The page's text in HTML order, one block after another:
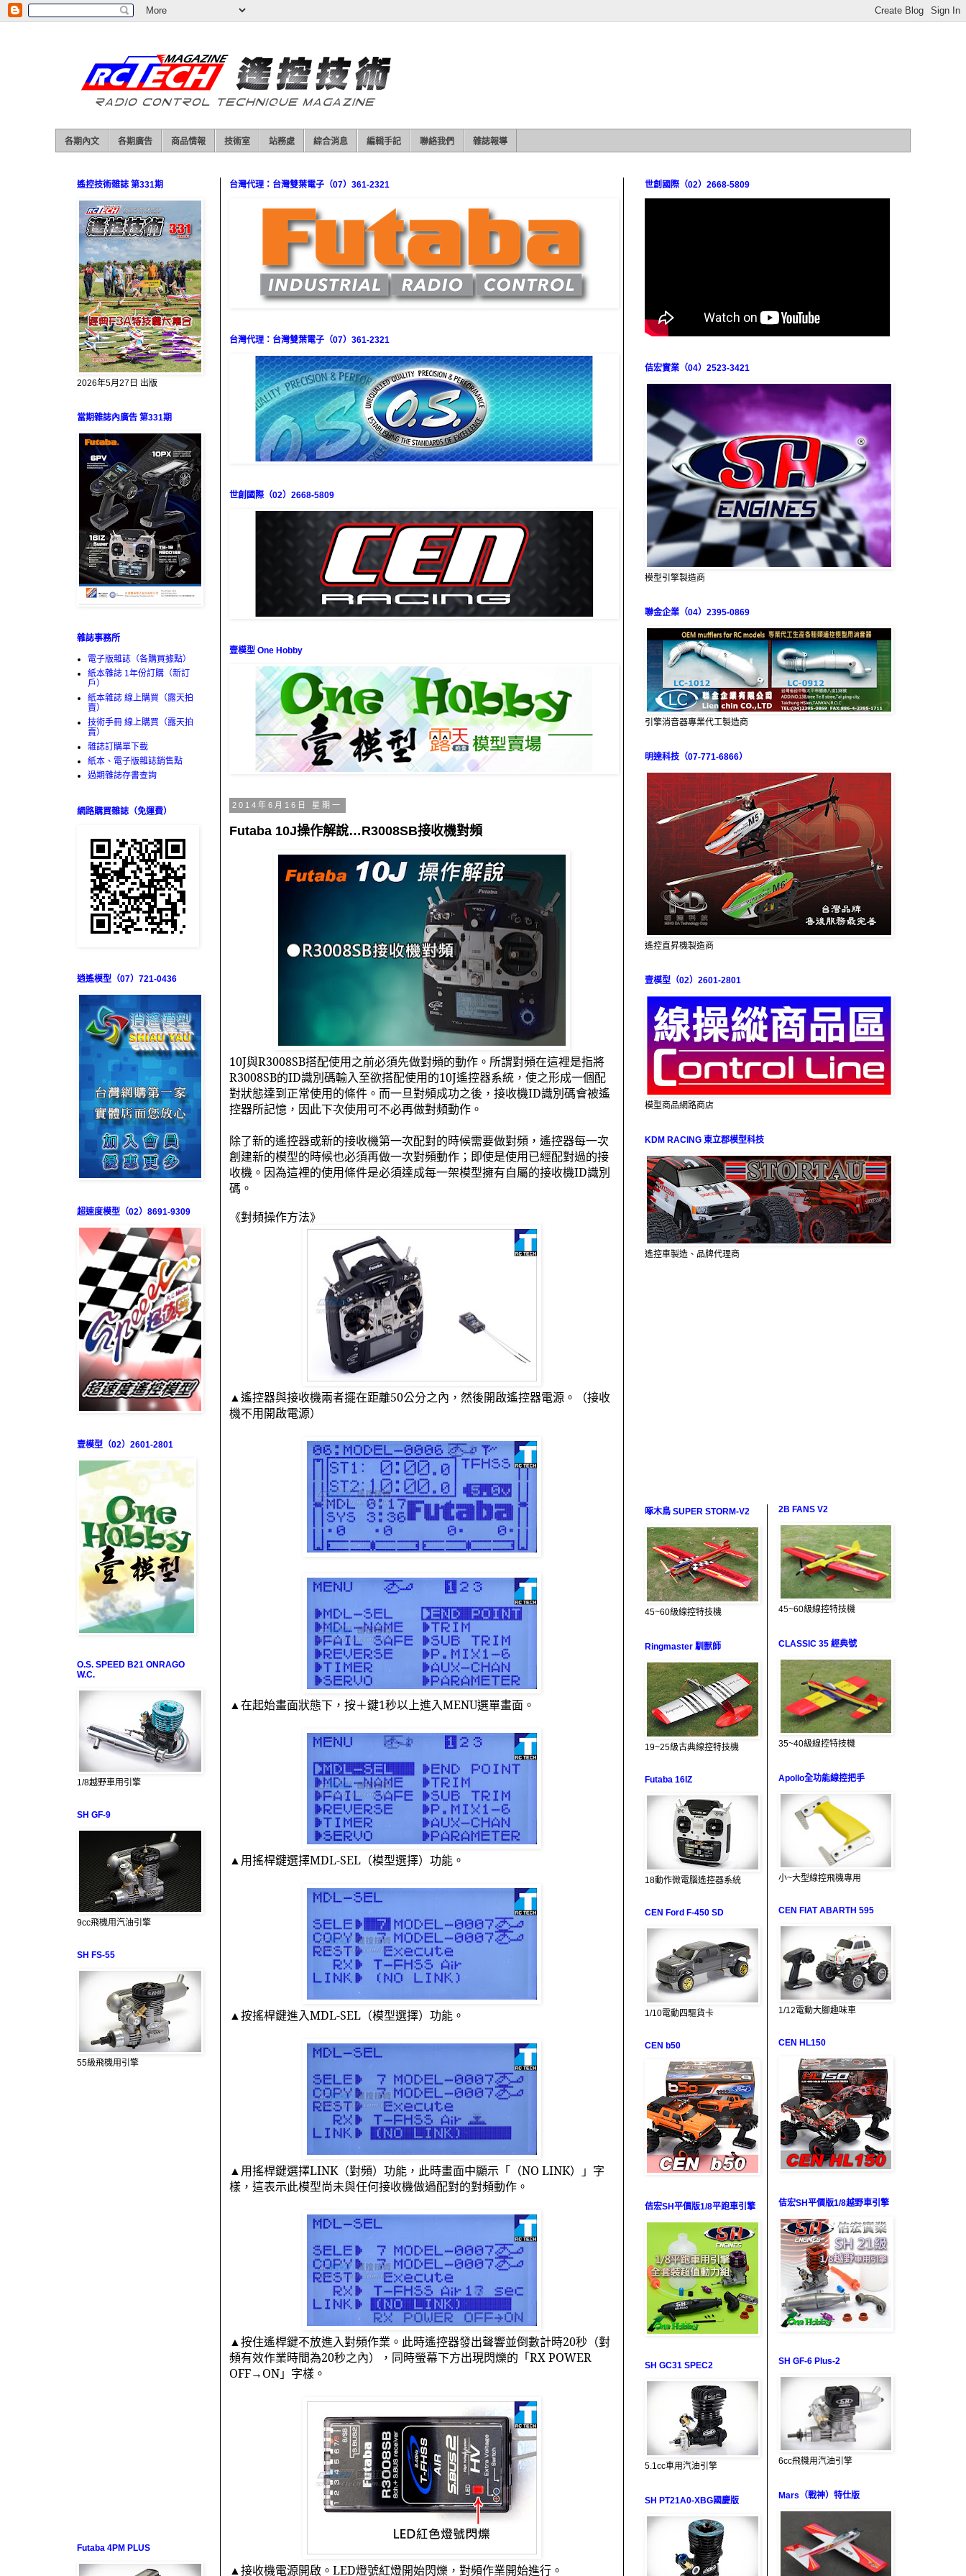
各期內文 各期廣告 商品情報 技術室 站務處 綜合消息 編輯手記 聯絡我們 雜誌報導
台灣代理：台灣雙葉電子（07）361-2321
台灣代理：台灣雙葉電子（07）361-2321
世創國際（02）2668-5809
壹模型 One Hobby
2014年6月16日 星期一
Futaba 10J操作解說…R3008SB接收機對頻
10J與R3008SB搭配使用之前必須先做對頻的動作。所謂對頻在這裡是指將
R3008SB的ID識別碼輸入至欲搭配使用的10J遙控器系統，使之形成一個配
對狀態達到正常使用的條件。而一旦對頻成功之後，接收機ID識別碼會被遙
控器所記憶，因此下次使用可不必再做對頻動作。
除了新的遙控器或新的接收機第一次配對的時候需要做對頻，遙控器每一次
創建新的模型的時候也必須再做一次對頻動作；即使是使用已經配對過的接
收機。因為這裡的使用條件是必須達成每一架模型擁有自屬的接收機ID識別
碼。
《對頻操作方法》
▲遙控器與接收機兩者擺在距離50公分之內，然後開啟遙控器電源。（接收
機不用開啟電源）
▲在起始畫面狀態下，按＋鍵1秒以上進入MENU選單畫面。
▲用搖桿鍵選擇MDL-SEL （模型選擇）功能。
▲按搖桿鍵進入MDL-SEL （模型選擇）功能。
▲用搖桿鍵選擇LINK（對頻）功能，此時畫面中顯示「（NO LINK）」字
樣，這表示此模型尚未與任何接收機做過配對的對頻動作。
▲按住遙桿鍵不放進入對頻作業。此時遙控器發出聲響並倒數計時20秒（對
頻有效作業時間為20秒之內），同時螢幕下方出現閃爍的「RX POWER
OFF→ON」字樣。
▲接收機電源開啟。 LED燈號紅燈開始閃爍，對頻作業開始進行。
遙控技術雜誌 第331期
2026年5月27日 出版
當期雜誌內廣告 第331期
雜誌事務所
電子版雜誌（各購買據點）
紙本雜誌 1年份訂購（新訂
戶）
紙本雜誌 線上購買（露天拍
賣）
技術手冊 線上購買（露天拍
賣）
雜誌訂購單下載
紙本、電子版雜誌銷售點
過期雜誌存書查詢
網路購買雜誌（免運費）
逍遙模型（07）721-0436
超速度模型（02）8691-9309
壹模型（02）2601-2801
O.S. SPEED B21 ONRAGO
W.C.
1/8越野車用引擎
SH GF-9
9cc飛機用汽油引擎
SH FS-55
55級飛機用引擎
Futaba 4PM PLUS
世創國際（02）2668-5809
佶宏實業（04）2523-3421
模型引擎製造商
聯金企業（04）2395-0869
引擎消音器專業代工製造商
明達科技（07-771-6866）
遙控直昇機製造商
壹模型（02）2601-2801
模型商品網路商店
KDM RACING 東立郡模型科技
遙控車製造、品牌代理商
啄木鳥 SUPER STORM-V2
45~60級線控特技機
Ringmaster 馴獸師
19~25級古典線控特技機
Futaba 16IZ
18動作微電腦遙控器系統
CEN Ford F-450 SD
1/10電動四驅貨卡
CEN b50
佶宏SH平價版1/8平跑車引擎
SH GC31 SPEC2
5.1cc車用汽油引擎
SH PT21A0-XBG國慶版
2B FANS V2
45~60級線控特技機
CLASSIC 35 經典號
35~40級線控特技機
Apollo全功能線控把手
小~大型線控飛機專用
CEN FIAT ABARTH 595
1/12電動大腳趣味車
CEN HL150
佶宏SH平價版1/8越野車引擎
SH GF-6 Plus-2
6cc飛機用汽油引擎
Mars（戰神）特仕版